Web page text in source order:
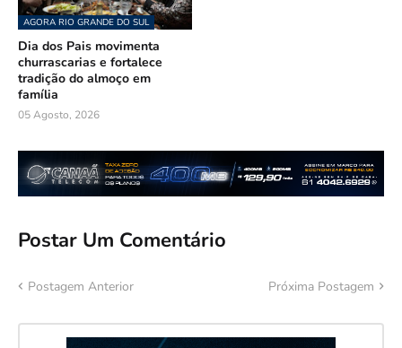
AGORA RIO GRANDE DO SUL
Dia dos Pais movimenta
churrascarias e fortalece
tradição do almoço em
família
05 Agosto, 2026
Postar Um Comentário
Postagem Anterior Próxima Postagem